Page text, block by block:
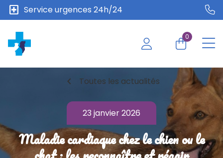
local_hospital Service urgences 24h/24
0
chevron_left Toutes les actualités
23 janvier 2026
Maladie cardiaque chez le chien ou le